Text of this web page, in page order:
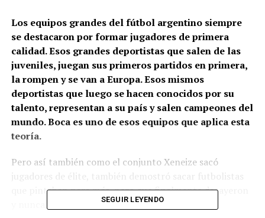
Los equipos grandes del fútbol argentino siempre
se destacaron por formar jugadores de primera
calidad. Esos grandes deportistas que salen de las
juveniles, juegan sus primeros partidos en primera,
la rompen y se van a Europa. Esos mismos
deportistas que luego se hacen conocidos por su
talento, representan a su país y salen campeones del
mundo. Boca es uno de esos equipos que aplica esta
teoría.
Pero así también como el conjunto Xeneize sacó
jugadores de élite, también demostró sacar futbolistas
que pintaban para más, pero que finalmente decayeron
y nunca más se supieron de ellos. Por eso,
SEGUIR LEYENDO